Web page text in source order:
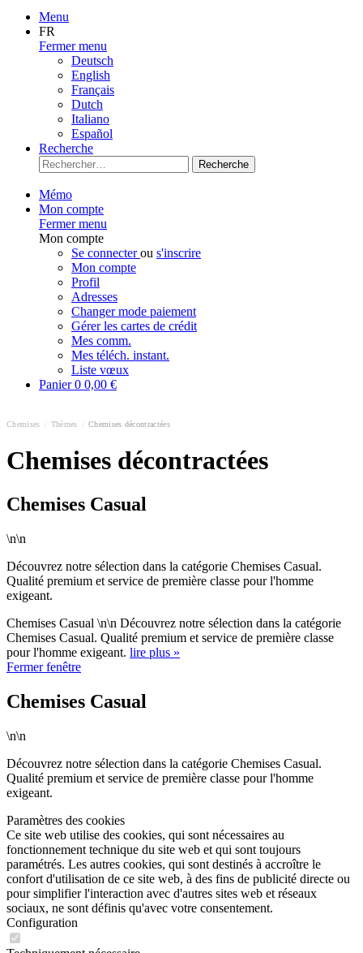
Menu
FR
Fermer menu
Deutsch
English
Français
Dutch
Italiano
Español
Recherche
Recherche
Mémo
Mon compte
Fermer menu
Mon compte
Se connecterou s'inscrire
Mon compte
Profil
Adresses
Changer mode paiement
Gérer les cartes de crédit
Mes comm.
Mes téléch. instant.
Liste vœux
Panier0 0,00 €
Chemises Thèmes Chemises décontractées
Chemises décontractées
Chemises Casual
\n\n
Découvrez notre sélection dans la catégorie Chemises Casual.
Qualité premium et service de première classe pour l'homme
exigeant.
Chemises Casual \n\n Découvrez notre sélection dans la catégorie
Chemises Casual. Qualité premium et service de première classe
pour l'homme exigeant. lire plus »
Fermer fenêtre
Chemises Casual
\n\n
Découvrez notre sélection dans la catégorie Chemises Casual.
Qualité premium et service de première classe pour l'homme
exigeant.
Paramètres des cookies
Ce site web utilise des cookies, qui sont nécessaires au
fonctionnement technique du site web et qui sont toujours
paramétrés. Les autres cookies, qui sont destinés à accroître le
confort d'utilisation de ce site web, à des fins de publicité directe ou
pour simplifier l'interaction avec d'autres sites web et réseaux
sociaux, ne sont définis qu'avec votre consentement.
Configuration